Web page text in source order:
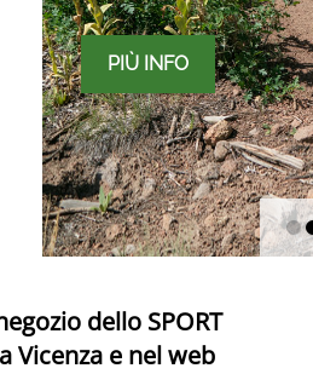
PIÙ INFO
dello SPORT
Vicenza e nel web